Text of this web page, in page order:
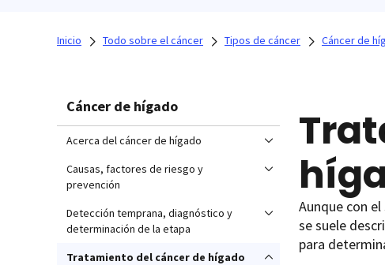
Inicio Todo sobre el cáncer Tipos de cáncer Cáncer de
Cáncer de hígado
Acerca del cáncer de hígado
Causas, factores de riesgo y
prevención
Detección temprana, diagnóstico y
determinación de la etapa
Tratamiento del cáncer de hígado
Aunque con
se suele
para